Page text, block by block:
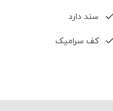
سند دارد
کف سرامیک